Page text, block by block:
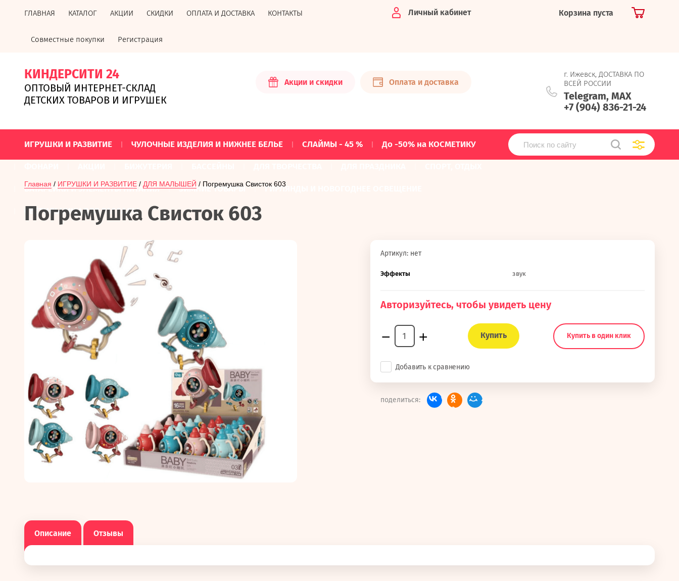
ГЛАВНАЯ КАТАЛОГ АКЦИИ СКИДКИ ОПЛАТА И ДОСТАВКА КОНТАКТЫ
Совместные покупки Регистрация
Личный кабинет Корзина пуста
КИНДЕРСИТИ 24
ОПТОВЫЙ ИНТЕРНЕТ-СКЛАД
ДЕТСКИХ ТОВАРОВ И ИГРУШЕК
Акции и скидки Оплата и доставка
г. Ижевск, ДОСТАВКА ПО
ВСЕЙ РОССИИ
Telegram, MAX
+7 (904) 836-21-24
ИГРУШКИ И РАЗВИТИЕ ЧУЛОЧНЫЕ ИЗДЕЛИЯ И НИЖНЕЕ БЕЛЬЕ СЛАЙМЫ - 45 % До -50% на КОСМЕТИКУ
БАТАРЕЙКИ И ЭЛЕМЕНТЫ ПИТАНИЯ ЗИМНИЕ ТОВАРЫ ГИРЛЯНДЫ И НОВОГОДНЕЕ ОСВЕЩЕНИЕ
СВЕТИЛЬНИКИ ДЛЯ РАССАДЫ
Главная / ИГРУШКИ И РАЗВИТИЕ / ДЛЯ МАЛЫШЕЙ / Погремушка Свисток 603
Погремушка Свисток 603
Артикул:нет
Эффекты звук
Авторизуйтесь, чтобы увидеть цену
− + Купить Купить в один клик
Добавить к сравнению
поделиться:
Описание Отзывы